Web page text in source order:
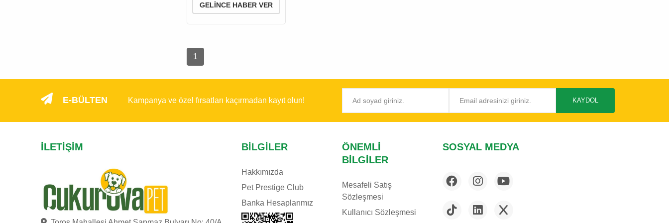
GELINCE HABER VER
1
E-BÜLTEN Kampanya ve özel fırsatları kaçırmadan kayıt olun! KAYDOL
İLETIŞIM BILGILER
Hakkımızda
Pet Prestige Club
Banka Hesaplarımız
ÖNEMLI
BILGILER
Mesafeli Satış
Sözleşmesi
Kullanıcı Sözleşmesi
SOSYAL MEDYA